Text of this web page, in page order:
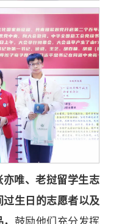
亦唯、老挝留学生志
生日的志愿者以及
鼓励他们充分发挥